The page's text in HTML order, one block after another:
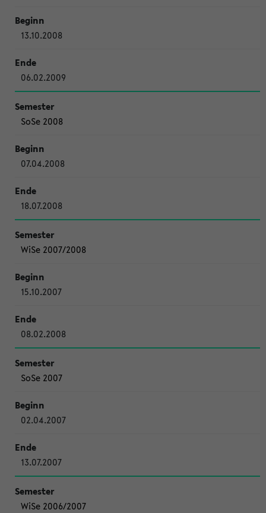
13.10.2008
06.02.2009
SoSe 2008
07.04.2008
18.07.2008
WiSe 2007/2008
15.10.2007
08.02.2008
SoSe 2007
02.04.2007
13.07.2007
WiSe 2006/2007